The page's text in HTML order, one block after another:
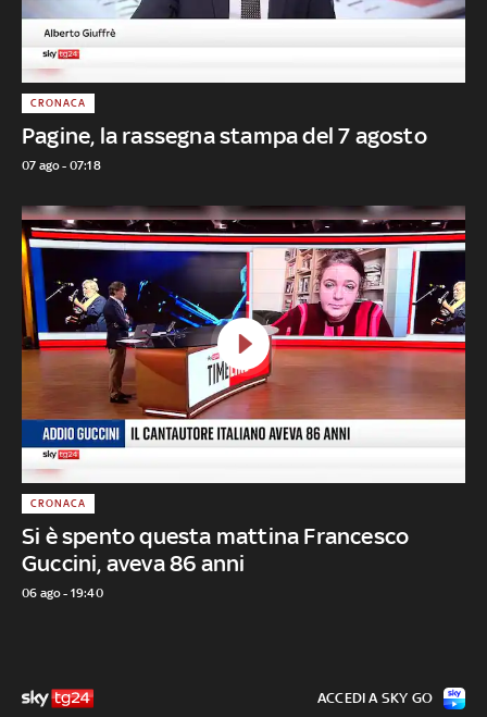
Pagine, la rassegna stampa del 7 agosto
CRONACA
07 ago - 07:18
Si è spento questa mattina Francesco
Guccini, aveva 86 anni
CRONACA
06 ago - 19:40
ACCEDI A SKY GO